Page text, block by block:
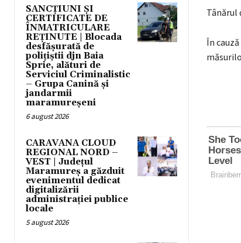
SANCȚIUNI ȘI
CERTIFICATE DE
ÎNMATRICULARE
REȚINUTE | Blocada
desfășurată de
polițiștii djn Baia
Sprie, alături de
Serviciul Criminalistic
– Grupa Canină și
jandarmii
maramureșeni
6 august 2026
CARAVANA CLOUD
REGIONAL NORD –
VEST | Județul
Maramureș a găzduit
evenimentul dedicat
digitalizării
administrației publice
locale
5 august 2026
Tânărul
În